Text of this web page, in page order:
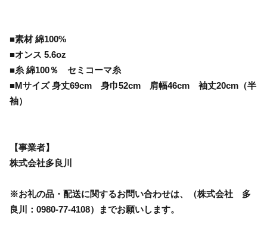
■素材 綿100%
■オンス 5.6oz
■糸 綿100％ セミコーマ糸
■Mサイズ 身丈69cm 身巾52cm 肩幅46cm 袖丈20cm（半
袖）
【事業者】
株式会社多良川
※お礼の品・配送に関するお問い合わせは、（株式会社 多
良川：0980-77-4108）までお願いします。